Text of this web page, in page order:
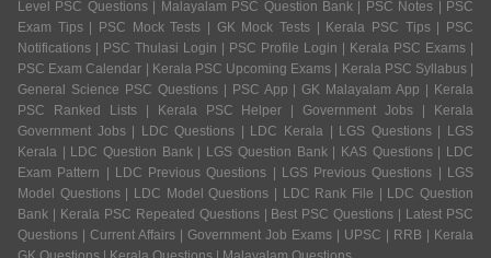
Level PSC Questions | Malayalam PSC Question Bank | PSC Notes | PSC
Exam Tips | PSC Mock Tests | GK Mock Tests | Kerala PSC Tips | PSC
Notifications | PSC Thulasi Login | PSC Profile Login | Kerala PSC Exams |
PSC Exam Calendar | Kerala PSC Upcoming Exams | Kerala PSC Syllabus |
General Science PSC Questions | PSC App | GK Malayalam App | Kerala
PSC Ranked Lists | Kerala PSC Helper | Government Jobs | Kerala
Government Jobs | LDC Questions | LDC Kerala | LGS Questions | LGS
Kerala | LDC Question Bank | LGS Question Bank | KAS Questions | LDC
Exam Pattern | LDC Previous Questions | LGS Previous Questions | LGS
Model Questions | LDC Model Questions | LDC Rank File | LDC Question
Bank | Kerala PSC Repeated Questions | Best PSC Questions | Latest PSC
Questions | Current Affairs | Government Job Exams | UPSC | RRB | Kerala